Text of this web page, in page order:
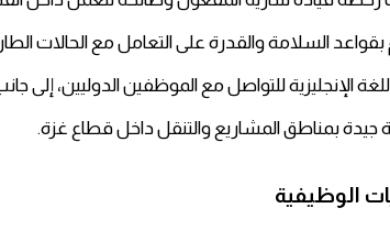
بقواعد السلامة والقدرة على التعامل مع الحالات
الإنجليزية للتواصل مع الموظفين الدوليين، إلى
جيدة بمناطق المشاريع والتنقل داخل قطاع غزة.
الوظيفية